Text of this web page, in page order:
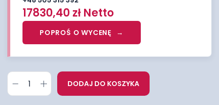
17830,40 zł Netto
POPROŚ O WYCENĘ
DODAJ DO KOSZYKA